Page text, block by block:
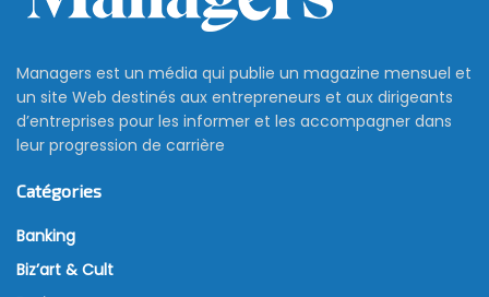
Managers est un média qui publie un magazine mensuel et
un site Web destinés aux entrepreneurs et aux dirigeants
d’entreprises pour les informer et les accompagner dans
leur progression de carrière
Catégories
Banking
Biz’art & Cult